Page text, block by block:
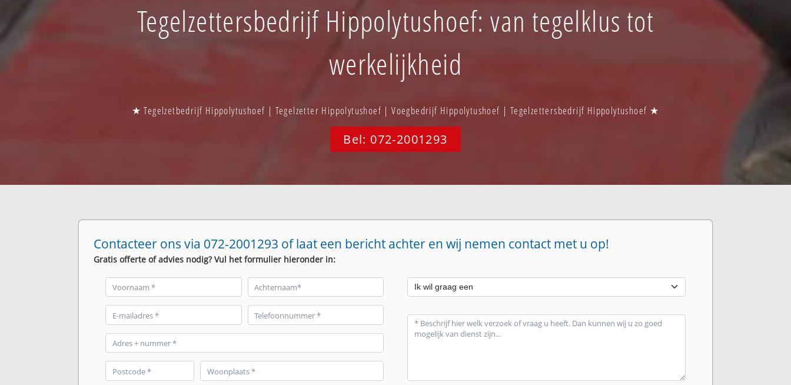
Tegelzettersbedrijf Hippolytushoef: van tegelklus tot
werkelijkheid
★ Tegelzetbedrijf Hippolytushoef | Tegelzetter Hippolytushoef | Voegbedrijf Hippolytushoef | Tegelzettersbedrijf Hippolytushoef ★
Bel: 072-2001293
Contacteer ons via 072-2001293 of laat een bericht achter en wij nemen contact met u op!
Gratis offerte of advies nodig? Vul het formulier hieronder in: